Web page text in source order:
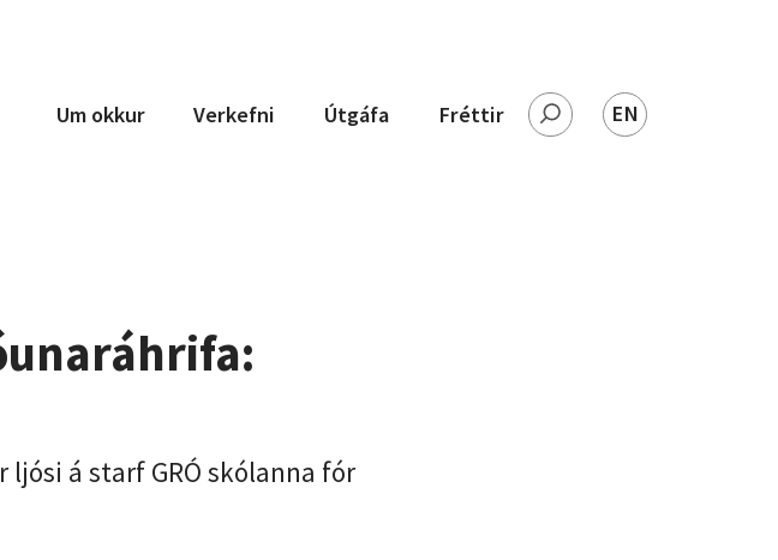
Um okkur
Verkefni Útgáfa Fréttir Leita EN
á starf GRÓ skólanna fór